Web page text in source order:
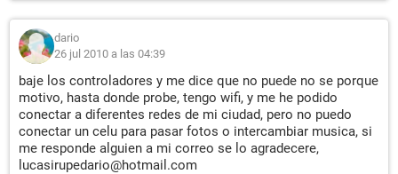
dario
26 jul 2010 a las 04:39
baje los controladores y me dice que no puede no se porque
motivo, hasta donde probe, tengo wifi, y me he podido
conectar a diferentes redes de mi ciudad, pero no puedo
conectar un celu para pasar fotos o intercambiar musica, si
me responde alguien a mi correo se lo agradecere,
lucasirupedario@hotmail.com